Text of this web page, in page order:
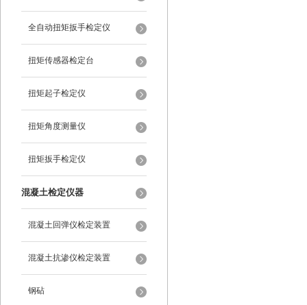
全自动扭矩扳手检定仪
扭矩传感器检定台
扭矩起子检定仪
扭矩角度测量仪
扭矩扳手检定仪
混凝土检定仪器
混凝土回弹仪检定装置
混凝土抗渗仪检定装置
钢砧